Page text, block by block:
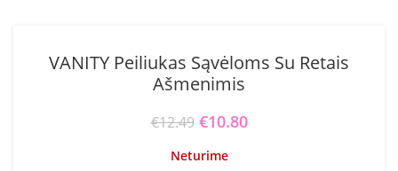
VANITY Peiliukas Sąvėloms Su Retais
Ašmenimis
€12.49 Original price was: €12.49.
€10.80
Neturime